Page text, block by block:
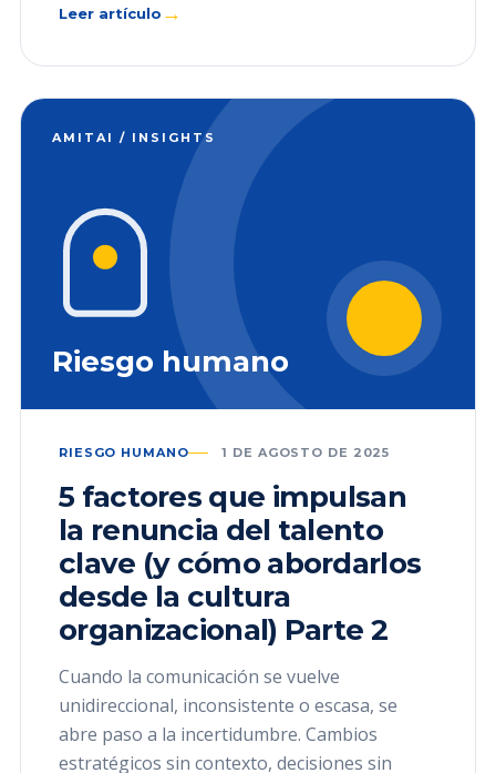
Leer artículo →
AMITAI / INSIGHTS
Riesgo humano
RIESGO HUMANO 1 DE AGOSTO DE 2025
5 factores que impulsan
la renuncia del talento
clave (y cómo abordarlos
desde la cultura
organizacional) Parte 2
Cuando la comunicación se vuelve
unidireccional, inconsistente o escasa, se
abre paso a la incertidumbre. Cambios
estratégicos sin contexto, decisiones sin